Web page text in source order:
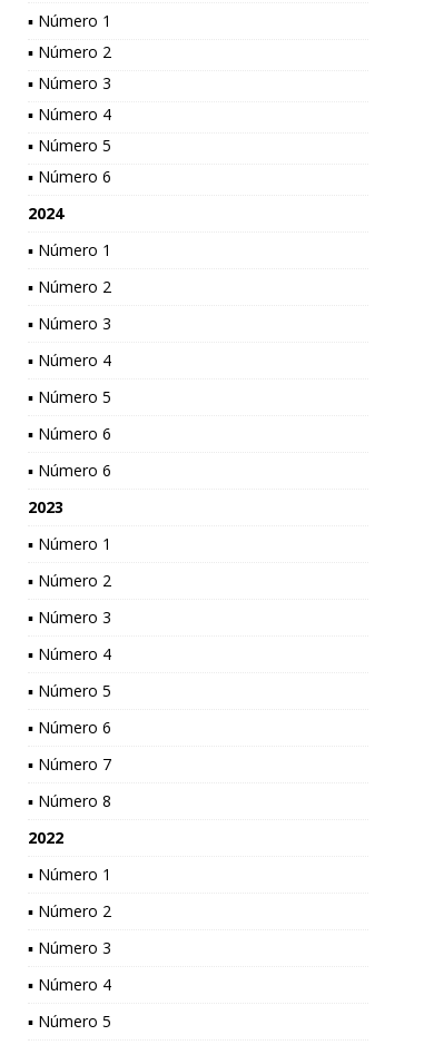
▪ Número 1
▪ Número 2
▪ Número 3
▪ Número 4
▪ Número 5
▪ Número 6
2024
▪ Número 1
▪ Número 2
▪ Número 3
▪ Número 4
▪ Número 5
▪ Número 6
▪ Número 6
2023
▪ Número 1
▪ Número 2
▪ Número 3
▪ Número 4
▪ Número 5
▪ Número 6
▪ Número 7
▪ Número 8
2022
▪ Número 1
▪ Número 2
▪ Número 3
▪ Número 4
▪ Número 5